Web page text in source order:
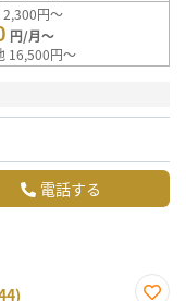
2,300円～
円/月～
16,500円～
電話する